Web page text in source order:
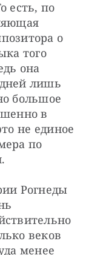
есть, по
о
того
она
лишь
большое
в
не единое
по
Рогнеды
веков
менее